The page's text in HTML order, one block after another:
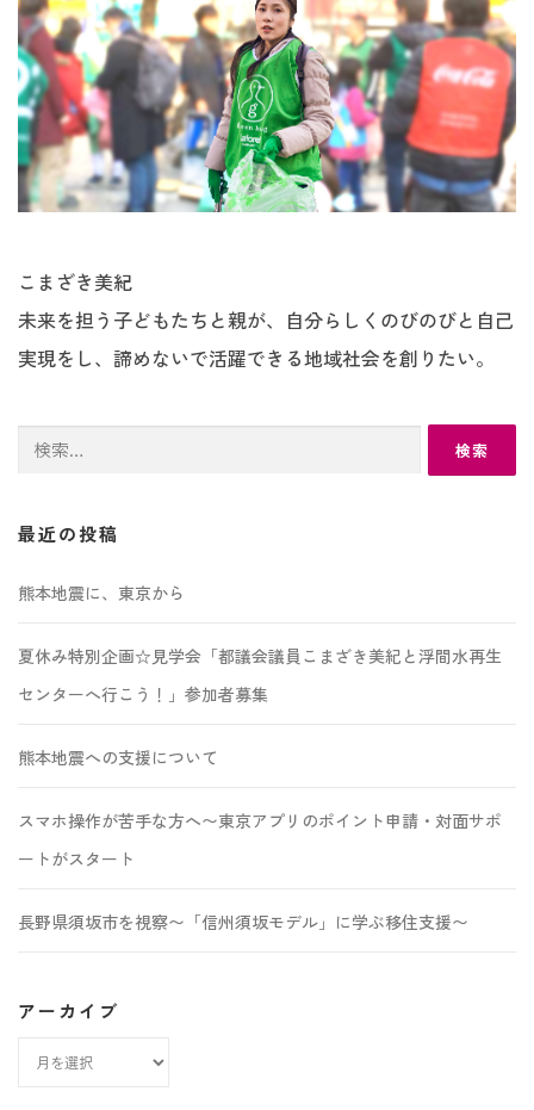
こまざき美紀
未来を担う子どもたちと親が、自分らしくのびのびと自己
実現をし、諦めないで活躍できる地域社会を創りたい。
検
最近の投稿
熊本地震に、東京から
夏休み特別企画☆見学会「都議会議員こまざき美紀と浮間水再生
センターへ行こう！」参加者募集
熊本地震への支援について
スマホ操作が苦手な方へ〜東京アプリのポイント申請・対面サポ
ートがスタート
長野県須坂市を視察〜「信州須坂モデル」に学ぶ移住支援〜
アーカイブ